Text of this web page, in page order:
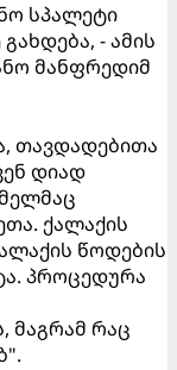
სპალეტი
- ამის
მანფრედიმ
თავდადებითა
დიად
ქალაქის
წოდების
პროცედურა
მაგრამ რაც